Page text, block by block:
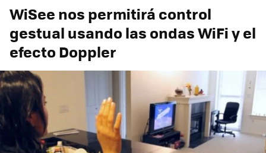
WiSee nos permitirá control
gestual usando las ondas WiFi y el
efecto Doppler